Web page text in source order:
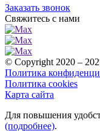
Заказать звонок
Свяжитесь с нами
© Copyright 2020 –
Политика
Политика cookies
Карта сайта
Для повышения
(подробнее).